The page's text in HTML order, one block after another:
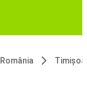
România